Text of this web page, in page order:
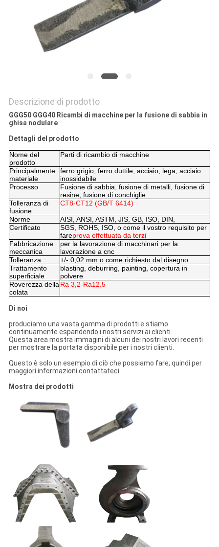
Descrizione di prodotto
GGG50 GGG40 Ricambi di macchine per la fusione di sabbia in
ghisa nodulare
Dettagli del prodotto
Nome del
prodotto
Parti di ricambio di macchine
Principalmente
materiale
ferro grigio, ferro duttile, acciaio, lega, acciaio
inossidabile
Processo
Fusione di sabbia, fusione di metalli, fusione di
resine, fusione di conchiglie
Tolleranza di
fusione
CT8-CT12 (GB/T 6414)
Norme
AISI, ANSI, ASTM, JIS, GB, ISO, DIN,
Certificato
SGS, ROHS, ISO, o come il vostro requisito per
fareprova effettuata da terzi
Fabbricazione
meccanica
per la lavorazione di macchinari per la
lavorazione a cnc
Tolleranza
+/- 0,02 mm o come richiesto dal disegno
Trattamento
superficiale
blasting, deburring, painting, copertura in
polvere
Roverezza della
colata
Ra 3,2-Ra12.5
Di noi
produciamo una vasta gamma di prodotti e stiamo
continuamente espandendo i nostri servizi ai clienti.
Questa area mostra immagini di alcuni dei nostri lavori recenti
per mostrare la portata disponibile per i nostri clienti.
Questo è solo un esempio di ciò che possiamo fare, quindi per
maggiori informazioni contattateci.
Mostra dei prodotti